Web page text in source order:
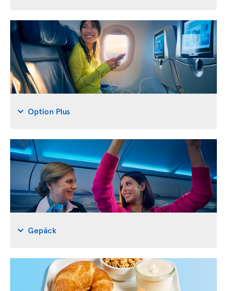
Option Plus
Gepäck